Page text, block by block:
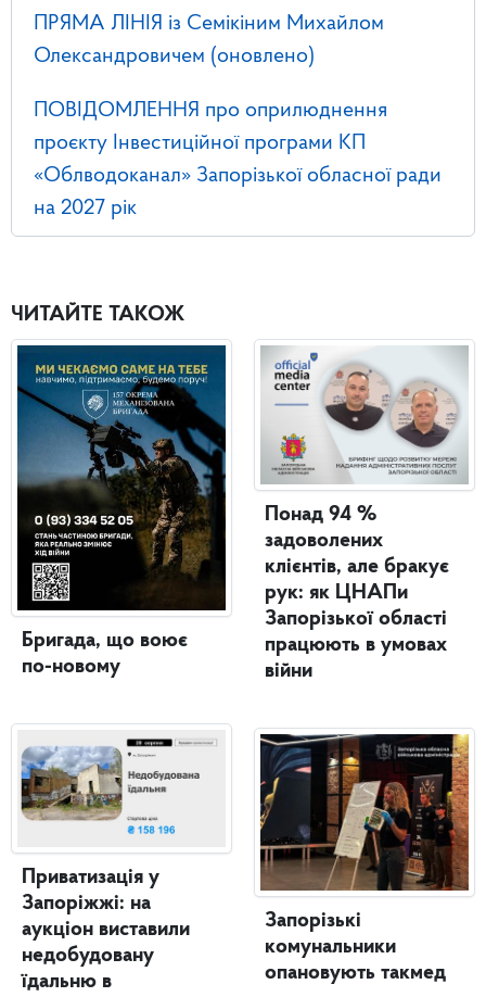
ПРЯМА ЛІНІЯ із Семікіним Михайлом
Олександровичем (оновлено)
ПОВІДОМЛЕННЯ про оприлюднення
проєкту Інвестиційної програми КП
«Облводоканал» Запорізької обласної ради
на 2027 рік
ЧИТАЙТЕ ТАКОЖ
Бригада, що воює
по-новому
Приватизація у
Запоріжжі: на
аукціон виставили
недобудовану
їдальню в
Понад 94 %
задоволених
клієнтів, але бракує
рук: як ЦНАПи
Запорізької області
працюють в умовах
війни
Запорізькі
комунальники
опановують такмед